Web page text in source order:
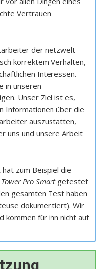
Vertrauen
der netzwelt
korrektem Verhalten,
Interessen.
in unseren
Unser Ziel ist es,
Informationen über die
auszustatten,
uns und unsere Arbeit
zum Beispiel die
Pro Smartgetestet
gesamten Test haben
dokumentiert). Wir
kommen für ihn nicht auf